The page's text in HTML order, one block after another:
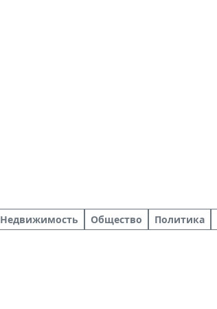
Недвижимость Общество Политика